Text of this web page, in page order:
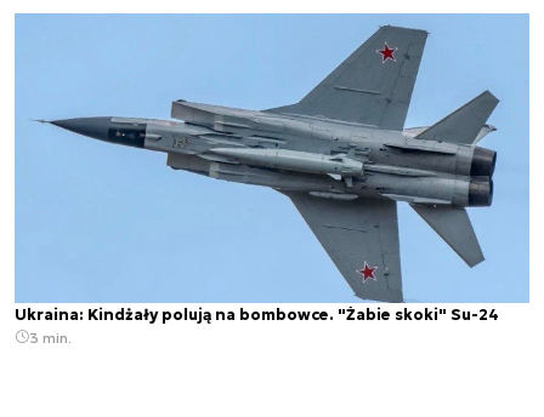
Ukraina: Kindżały polują na bombowce. "Żabie skoki" Su-24
3 min.